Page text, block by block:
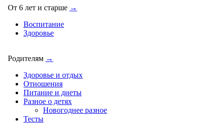
От 6 лет и старше →
Воспитание
Здоровье
Родителям →
Здоровье и отдых
Отношения
Питание и диеты
Разное о детях
Новогоднее разное
Тесты